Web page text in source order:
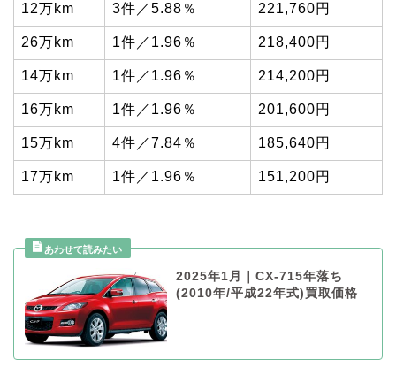
12万km 3件／5.88％ 221,760円
26万km 1件／1.96％ 218,400円
14万km 1件／1.96％ 214,200円
16万km 1件／1.96％ 201,600円
15万km 4件／7.84％ 185,640円
17万km 1件／1.96％ 151,200円
2025年1月｜CX-715年落ち
(2010年/平成22年式)買取価格